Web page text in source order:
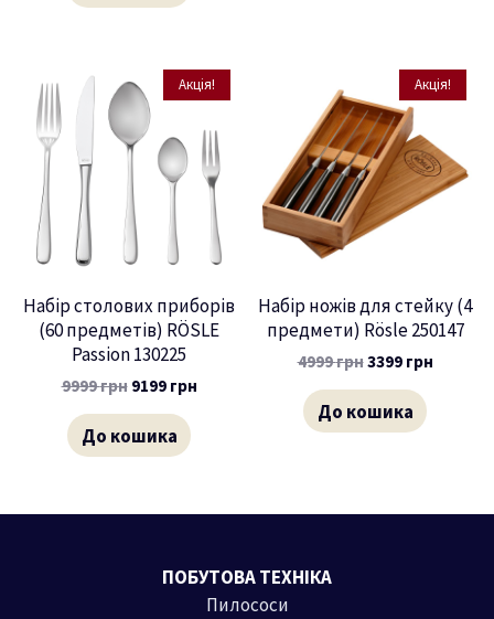
Акція!
Набір столових приборів
(60 предметів) RÖSLE
Passion 130225
9999грн 9199 грн
До кошика
Акція!
Набір ножів для стейку (4
предмети) Rösle 250147
4999грн3399 грн
До кошика
ПОБУТОВА ТЕХНІКА
Пилососи